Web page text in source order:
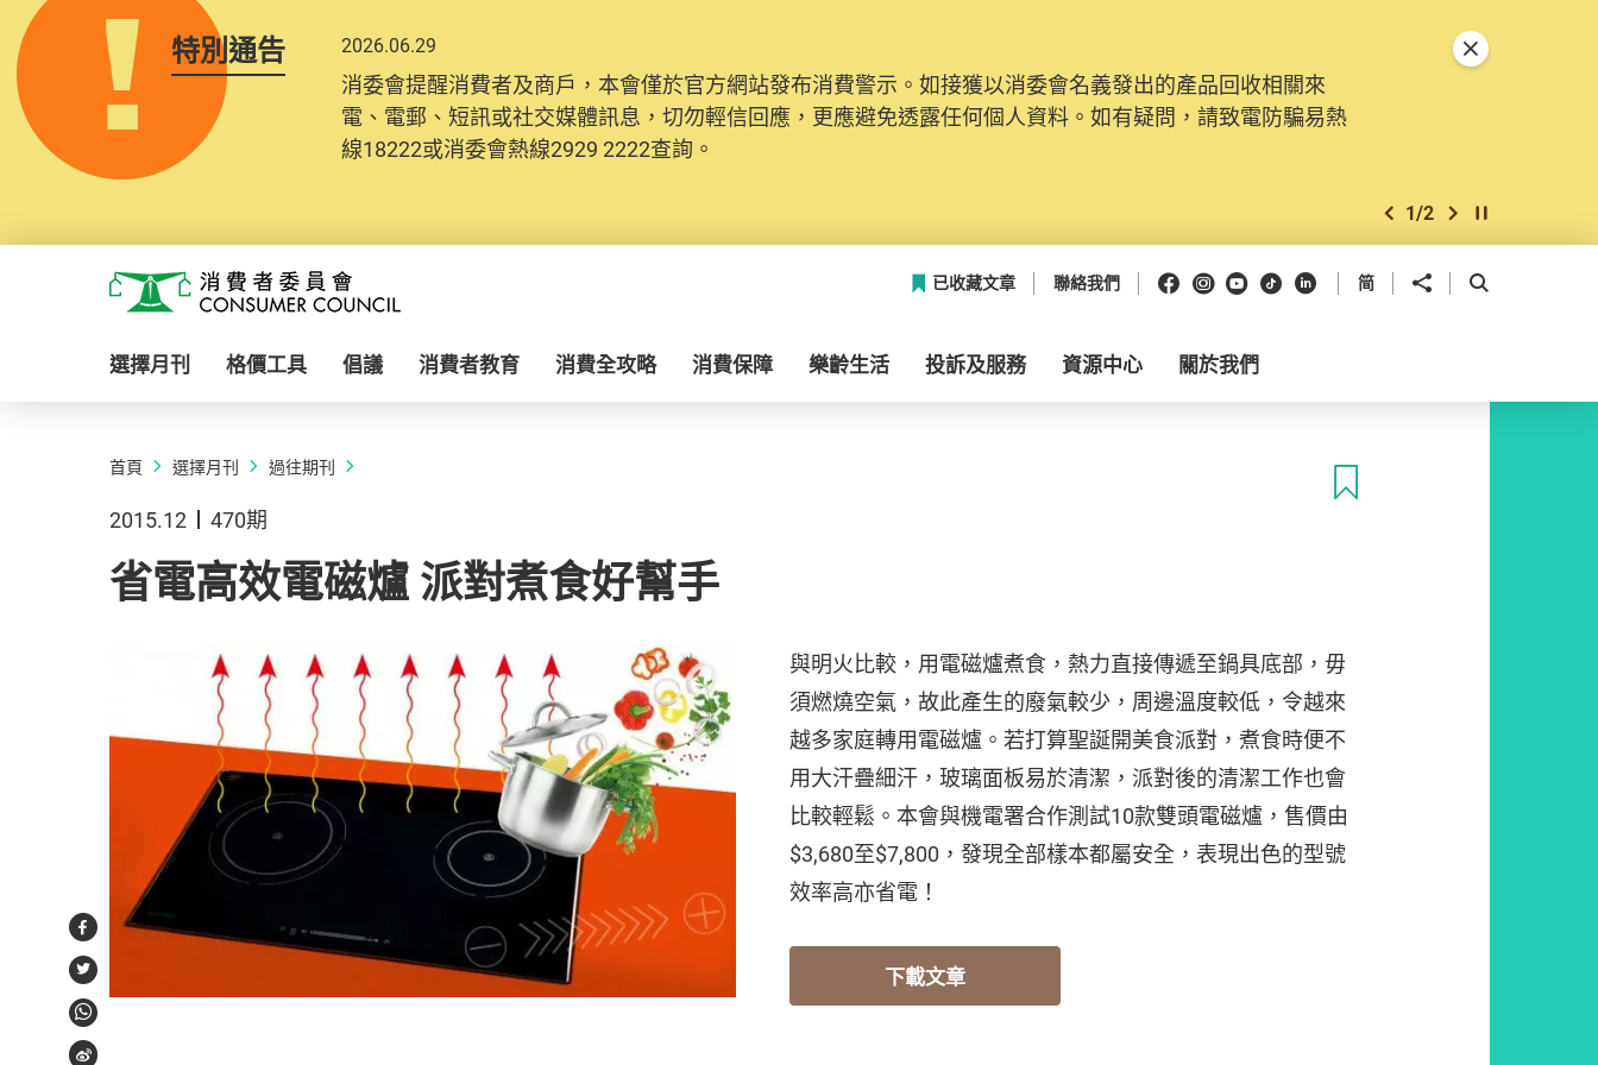
特別通告 2026.06.29
消委會提醒消費者及商戶，本會僅於官方網站發布消費警示。如接獲以消委會名義發出的產品回收相關來
電、電郵、短訊或社交媒體訊息，切勿輕信回應，更應避免透露任何個人資料。如有疑問，請致電防騙易熱
線18222或消委會熱線2929 2222查詢。
上一個
1/2 下一個開始/暫停幻燈
關閉特別通告
消費者委員會
已收藏文章 聯絡我們 Facebook
Instagram
Youtube
抖音領英 简 分享到 開啟搜尋框
選擇月刊 格價工具 倡議 消費者教育 消費全攻略 消費保障 樂齡生活 投訴及服務 資源中心 關於我們
首頁 選擇月刊 過往期刊
2015.12 470期
省電高效電磁爐 派對煮食好幫手
與明火比較，用電磁爐煮食，熱力直接傳遞至鍋具底部，毋
須燃燒空氣，故此產生的廢氣較少，周邊溫度較低，令越來
越多家庭轉用電磁爐。若打算聖誕開美食派對，煮食時便不
用大汗疊細汗，玻璃面板易於清潔，派對後的清潔工作也會
比較輕鬆。本會與機電署合作測試10款雙頭電磁爐，售價由
$3,680至$7,800，發現全部樣本都屬安全，表現出色的型號
效率高亦省電！
下載文章
Facebook
Twitter
WhatsApp